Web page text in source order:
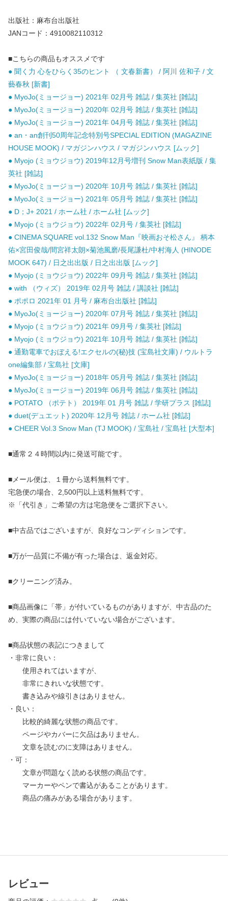
出版社：麻布台出版社
JANコード：4910082110312
■こちらの商品もオススメです
● 聞く力 心をひらく35のヒント （ 文春新書） / 阿川 佐和子 / 文
藝春秋 [新書]
● MyoJo(ミョージョー) 2021年 02月号 雑誌 / 集英社 [雑誌]
● MyoJo(ミョージョー) 2020年 02月号 雑誌 / 集英社 [雑誌]
● MyoJo(ミョージョー) 2021年 04月号 雑誌 / 集英社 [雑誌]
● an・an創刊50周年記念特別号SPECIAL EDITION (MAGAZINE
HOUSE MOOK) / マガジンハウス / マガジンハウス [ムック]
● Myojo (ミョウジョウ) 2019年12月号増刊 Snow Man表紙版 / 集
英社 [雑誌]
● MyoJo(ミョージョー) 2020年 10月号 雑誌 / 集英社 [雑誌]
● MyoJo(ミョージョー) 2021年 05月号 雑誌 / 集英社 [雑誌]
● D；J+ 2021 / ホーム社 / ホーム社 [ムック]
● Myojo (ミョウジョウ) 2022年 02月号 / 集英社 [雑誌]
● CINEMA SQUARE vol.132 Snow Man『映画おそ松さん』 柄本
佑×宮田俊哉/間宮祥太朗×菊池風磨/長尾謙杜/中村海人 (HINODE
MOOK 647) / 日之出出版 / 日之出出版 [ムック]
● Myojo (ミョウジョウ) 2022年 09月号 雑誌 / 集英社 [雑誌]
● with （ウィズ） 2019年 02月号 雑誌 / 講談社 [雑誌]
● ポポロ 2021年 01 月号 / 麻布台出版社 [雑誌]
● MyoJo(ミョージョー) 2020年 07月号 雑誌 / 集英社 [雑誌]
● Myojo (ミョウジョウ) 2021年 09月号 / 集英社 [雑誌]
● Myojo (ミョウジョウ) 2021年 10月号 雑誌 / 集英社 [雑誌]
● 通勤電車でおぼえる!エクセルの(秘)技 (宝島社文庫) / ウルトラ
one編集部 / 宝島社 [文庫]
● MyoJo(ミョージョー) 2018年 05月号 雑誌 / 集英社 [雑誌]
● MyoJo(ミョージョー) 2019年 06月号 雑誌 / 集英社 [雑誌]
● POTATO （ポテト） 2019年 01 月号 雑誌 / 学研プラス [雑誌]
● duet(デュエット) 2020年 12月号 雑誌 / ホーム社 [雑誌]
● CHEER Vol.3 Snow Man (TJ MOOK) / 宝島社 / 宝島社 [大型本]
■通常２４時間以内に発送可能です。
■メール便は、１冊から送料無料です。
宅急便の場合、2,500円以上送料無料です。
※「代引き」ご希望の方は宅急便をご選択下さい。
■中古品ではございますが、良好なコンディションです。
■万が一品質に不備が有った場合は、返金対応。
■クリーニング済み。
■商品画像に「帯」が付いているものがありますが、中古品のた
め、実際の商品には付いていない場合がございます。
■商品状態の表記につきまして
・非常に良い：
使用されてはいますが、
非常にきれいな状態です。
書き込みや線引きはありません。
・良い：
比較的綺麗な状態の商品です。
ページやカバーに欠品はありません。
文章を読むのに支障はありません。
・可：
文章が問題なく読める状態の商品です。
マーカーやペンで書込があることがあります。
商品の痛みがある場合があります。
レビュー